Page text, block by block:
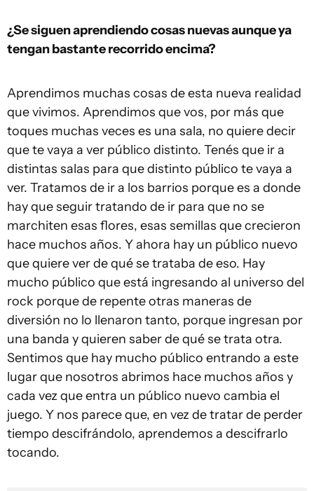
¿Se siguen aprendiendo cosas nuevas aunque ya
tengan bastante recorrido encima?
Aprendimos muchas cosas de esta nueva realidad
que vivimos. Aprendimos que vos, por más que
toques muchas veces es una sala, no quiere decir
que te vaya a ver público distinto. Tenés que ir a
distintas salas para que distinto público te vaya a
ver. Tratamos de ir a los barrios porque es a donde
hay que seguir tratando de ir para que no se
marchiten esas flores, esas semillas que crecieron
hace muchos años. Y ahora hay un público nuevo
que quiere ver de qué se trataba de eso. Hay
mucho público que está ingresando al universo del
rock porque de repente otras maneras de
diversión no lo llenaron tanto, porque ingresan por
una banda y quieren saber de qué se trata otra.
Sentimos que hay mucho público entrando a este
lugar que nosotros abrimos hace muchos años y
cada vez que entra un público nuevo cambia el
juego. Y nos parece que, en vez de tratar de perder
tiempo descifrándolo, aprendemos a descifrarlo
tocando.